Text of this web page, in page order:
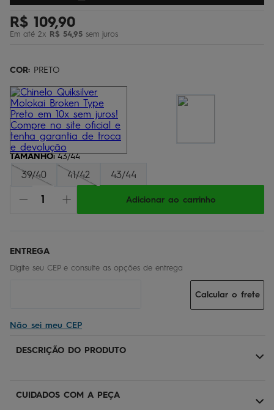
R$ 109,90
Em até 2x R$ 54,95 sem juros
COR: PRETO
TAMANHO: 43/44
39/40 41/42 43/44
Adicionar ao carrinho
Não sei meu CEP
Calcular o frete
DESCRIÇÃO DO PRODUTO
CUIDADOS COM A PEÇA
6º óculos
boardshort
9º chinelo
10º calça